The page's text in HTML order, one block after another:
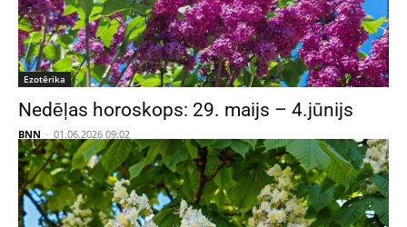
Ezotērika
Nedēļas horoskops: 29. maijs – 4.jūnijs
BNN - 01.06.2026 09:02